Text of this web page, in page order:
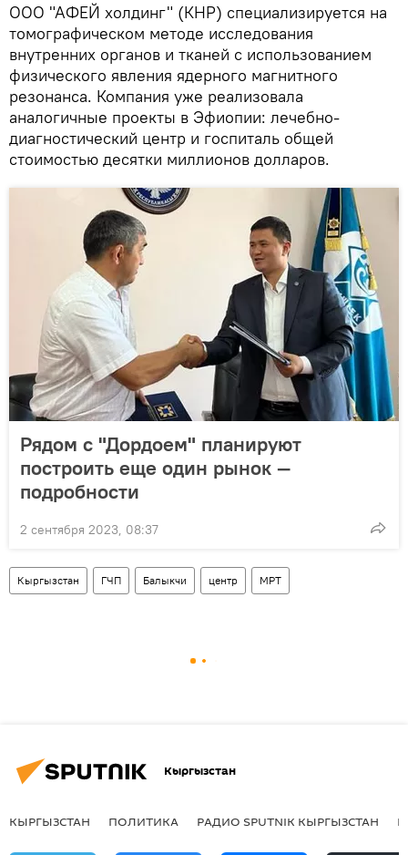
ООО "АФЕЙ холдинг" (КНР) специализируется на
томографическом методе исследования
внутренних органов и тканей с использованием
физического явления ядерного магнитного
резонанса. Компания уже реализовала
аналогичные проекты в Эфиопии: лечебно-
диагностический центр и госпиталь общей
стоимостью десятки миллионов долларов.
Рядом с "Дордоем" планируют
построить еще один рынок —
подробности
2 сентября 2023, 08:37
Кыргызстан ГЧП Балыкчи центр МРТ
Кыргызстан
КЫРГЫЗСТАН ПОЛИТИКА РАДИО SPUTNIK КЫРГЫЗСТАН